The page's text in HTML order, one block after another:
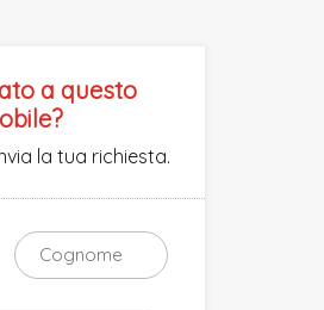
a questo
la tua richiesta.